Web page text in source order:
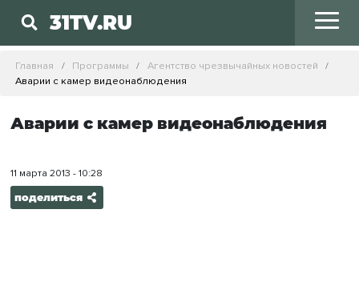
31TV.RU
Главная Программы
Агентство чрезвычайных новостей
Аварии с камер видеонаблюдения
Аварии с камер видеонаблюдения
11 марта 2013 - 10:28
поделиться